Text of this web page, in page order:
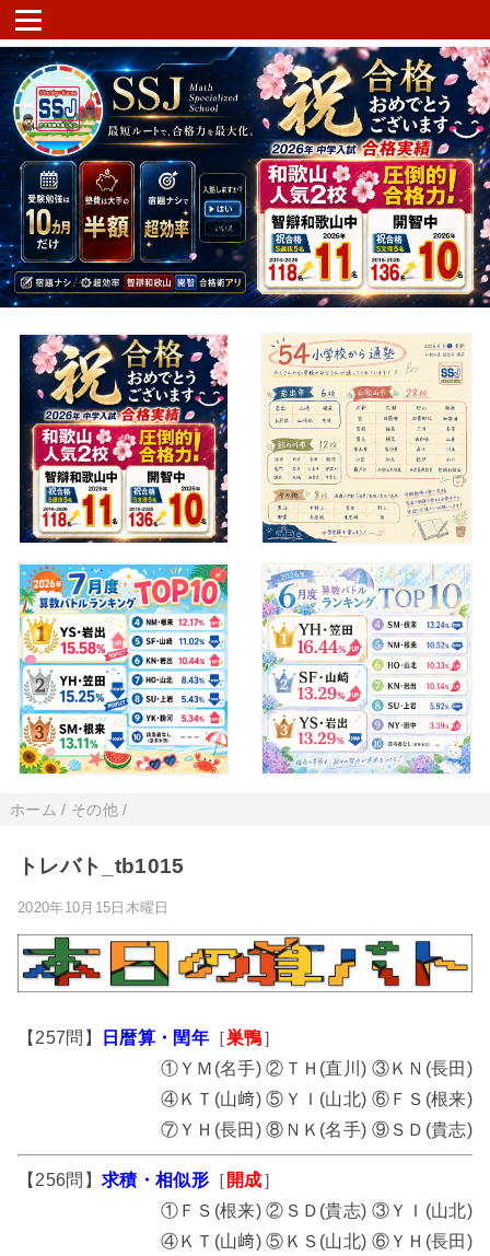
ホーム / その他/
トレバト_tb1015
2020年10月15日木曜日
【257問】 日暦算・閏年［巣鴨］
①ＹＭ(名手) ②ＴＨ(直川) ③ＫＮ(長田)
④ＫＴ(山﨑) ⑤ＹＩ(山北) ⑥ＦＳ(根来)
⑦ＹＨ(長田) ⑧ＮＫ(名手) ⑨ＳＤ(貴志)
【256問】 求積・相似形［ 開成］
①ＦＳ(根来) ②ＳＤ(貴志) ③ＹＩ(山北)
④ＫＴ(山﨑) ⑤ＫＳ(山北) ⑥ＹＨ(長田)